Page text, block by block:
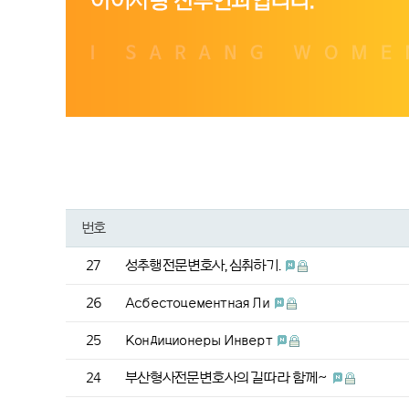
번호
27 성추행전문변호사, 심취하기.
26 Асбестоцементная Ли
25 Кондиционеры Инверт
24 부산형사전문변호사의 길따라 함께~